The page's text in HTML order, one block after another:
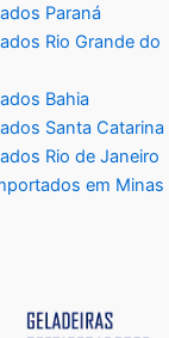
Paraná
Rio Grande do
Bahia
Santa Catarina
Rio de Janeiro
em Minas